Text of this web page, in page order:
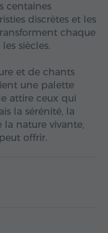
centaines
discrètes et les
chaque
siècles.
et de chants
une palette
attire ceux qui
la sérénité, la
la nature vivante,
offrir.